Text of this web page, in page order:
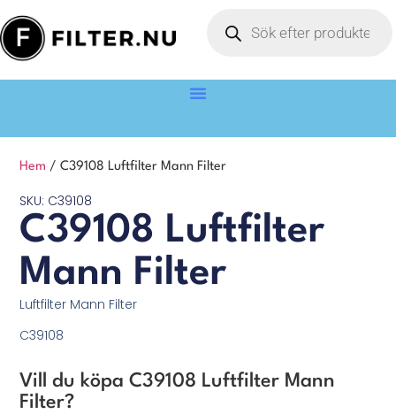
Hem / C39108 Luftfilter Mann Filter
SKU: C39108
C39108 Luftfilter
Mann Filter
Luftfilter Mann Filter
C39108
Vill du köpa C39108 Luftfilter Mann
Filter?